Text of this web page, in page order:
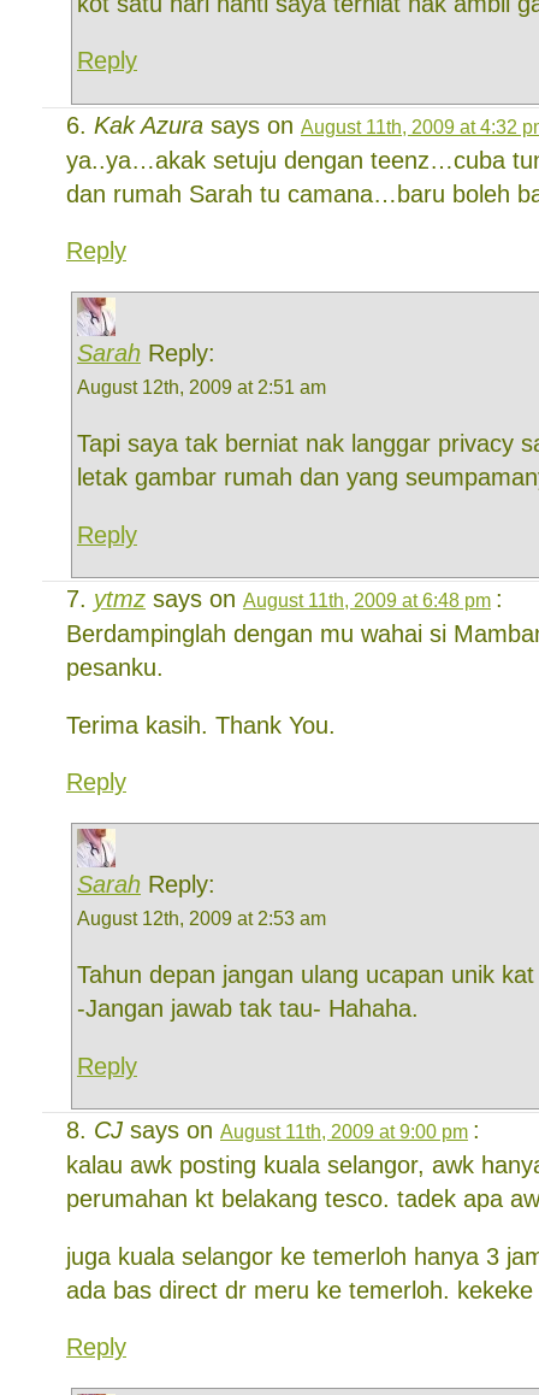
Reply
Kak Azura says on August 11th, 2009 at 4:32
ya..ya…akak setuju dengan teenz…cuba
dan rumah Sarah tu camana…baru boleh
Reply
Sarah Reply:
August 12th, 2009 at 2:51 am
Tapi saya tak berniat nak langgar privacy
letak gambar rumah dan yang
Reply
ytmz says on August 11th, 2009 at 6:48 pm :
Berdampinglah dengan mu wahai si
pesanku.
Terima kasih. Thank You.
Reply
Sarah Reply:
August 12th, 2009 at 2:53 am
Tahun depan jangan ulang ucapan unik
-Jangan jawab tak tau- Hahaha.
Reply
CJ says on August 11th, 2009 at 9:00 pm :
kalau awk posting kuala selangor, awk
perumahan kt belakang tesco. tadek apa
juga kuala selangor ke temerloh hanya 3
ada bas direct dr meru ke temerloh. kekeke
Reply